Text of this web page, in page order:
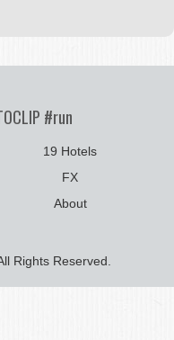
#run
19 Hotels
FX
About
Rights Reserved.